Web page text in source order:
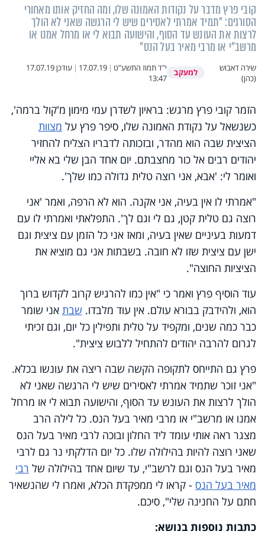
קובי פרץ מדבר על נקודות האמונה שלו, ומה החזיק אותו מאחורי
הסורגים: "תמיד אמרתי לאסירים שיש לי הרגשה שאני לא הולך
לרצות את העונש עד הסוף, והישועה תבוא לי או מרחל אמנו או
מרשב"י או מרבי מאיר בעל הנס"
שירה דאבוש
(כהן)
למעקב י"ד תמוז התשע"ט |
17.07.19
| עודכן17.07.19
13:47
הזמר קובי פרץ מרגש: בראיון לשדרן עמי מימון מ'קול ברמה',
כשנשאל על נקודת האמונה שלו, סיפר פרץ על מצוות
הציצית שבה הוא מהדר, ובזכותה לדבריו הצליח להחזיר
יהודים רבים אל כור מחצבתם. יום אחד הבן שלי בא אליי
ואומר לי: 'אבא, אני רוצה טלית גדולה כמו שלך'.
"אמרתי לו אין בעיה, אני אקנה. הוא לא הרפה, ואמר 'אני
רוצה גם טלית קטן, גם לי וגם לך'. התפלאתי ואמרתי לו עם
דמעות בעיניים שאין בעיה, ומאז אני כל הזמן עם ציצית וגם
ישן עם ציצית שזו לא חובה. בשבתות אני גם מוציא את
הציציות החוצה".
עוד הוסיף פרץ ואמר כי "אין כמו להרגיש קרוב לקדוש ברוך
הוא, ולהידבק בבורא עולם. אין עוד מלבדו. שבת אני שומר
כבר כמה שנים, ומקפיד על טלית ותפילין כל יום, וגם זכיתי
לגרום להרבה יהודים להתחיל ללבוש ציצית".
פרץ גם התייחס לתקופה הקשה שבה ריצה את עונשו בכלא.
"אני זוכר שתמיד אמרתי לאסירים שיש לי הרגשה שאני לא
הולך לרצות את העונש עד הסוף, והישועה תבוא לי או מרחל
אמנו או מרשב"י או מרבי מאיר בעל הנס. כל לילה הרב
מצגר ראה אותי עומד ליד החלון ובוכה לרבי מאיר בעל הנס
שאני רוצה להיות בהילולה שלו. כל יום הדלקתי נר גם לרבי
מאיר בעל הנס וגם לרשב"י, עד שיום אחד בהילולה של רבי
מאיר בעל הנס - קראו לי ממפקדת הכלא, ואמרו לי שהנשאיר
חתם על החנינה שלי", סיכם.
כתבות נוספות בנושא: